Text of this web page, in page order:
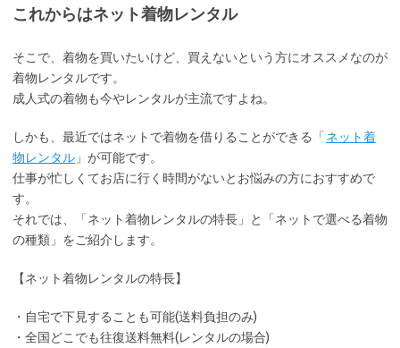
これからはネット着物レンタル
そこで、着物を買いたいけど、買えないという方にオススメなのが
着物レンタルです。
成人式の着物も今やレンタルが主流ですよね。
しかも、最近ではネットで着物を借りることができる「 ネット着
物レンタル 」が可能です。
仕事が忙しくてお店に行く時間がないとお悩みの方におすすめで
す。
それでは、「ネット着物レンタルの特長」と「ネットで選べる着物
の種類」をご紹介します。
【ネット着物レンタルの特長】
・ 自宅で下見することも可能(送料負担のみ)
・全国どこでも往復送料無料(レンタルの場合)